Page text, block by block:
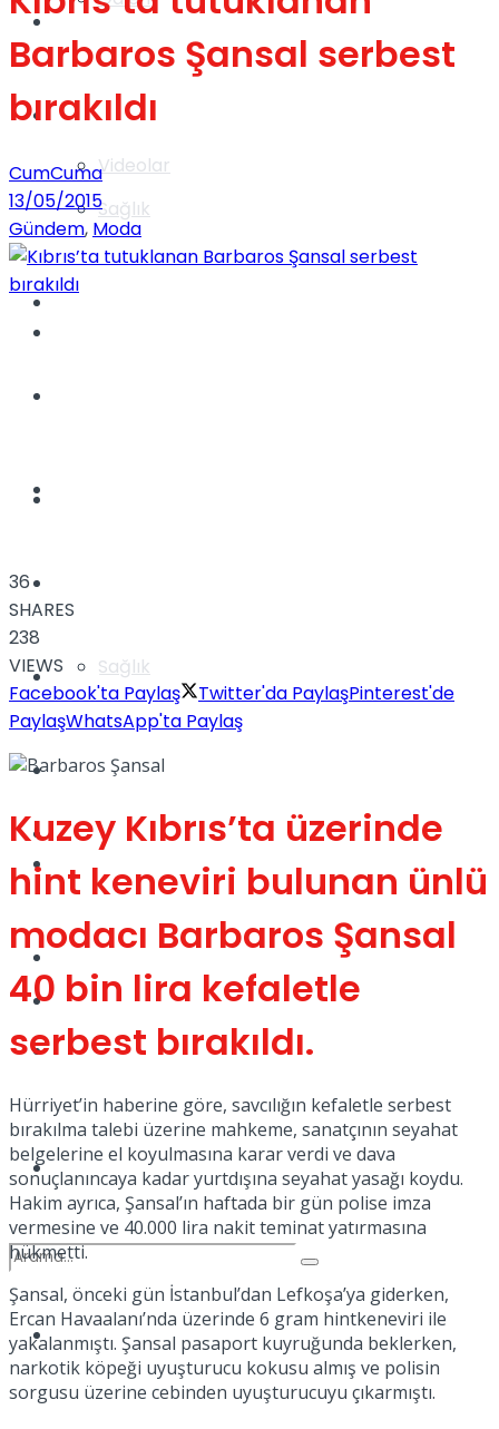
Videolar
Sağlık
TV
Kadınca
Dünya
Türkiye
Gündem
Yaşam
Sağlık
Müzik
Sinema
Tatil
Podcast
No Result
Barbaros Şansal serbest
bırakıldı
CumCuma
13/05/2015
Gündem, Moda
36
SHARES
238
VIEWS
Facebook'ta Paylaş
Twitter'da PaylaşPinterest'de
PaylaşWhatsApp'ta Paylaş
Kuzey Kıbrıs’ta üzerinde
hint keneviri bulunan ünlü
modacı Barbaros Şansal
40 bin lira kefaletle
serbest bırakıldı.
Hürriyet’in haberine göre, savcılığın kefaletle serbest
bırakılma talebi üzerine mahkeme, sanatçının seyahat
belgelerine el koyulmasına karar verdi ve dava
sonuçlanıncaya kadar yurtdışına seyahat yasağı koydu.
Hakim ayrıca, Şansal’ın haftada bir gün polise imza
vermesine ve 40.000 lira nakit teminat yatırmasına
hükmetti.
Şansal, önceki gün İstanbul’dan Lefkoşa’ya giderken,
Ercan Havaalanı’nda üzerinde 6 gram hintkeneviri ile
yakalanmıştı. Şansal pasaport kuyruğunda beklerken,
narkotik köpeği uyuşturucu kokusu almış ve polisin
sorgusu üzerine cebinden uyuşturucuyu çıkarmıştı.